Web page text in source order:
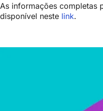
As informações completas
disponível neste link.